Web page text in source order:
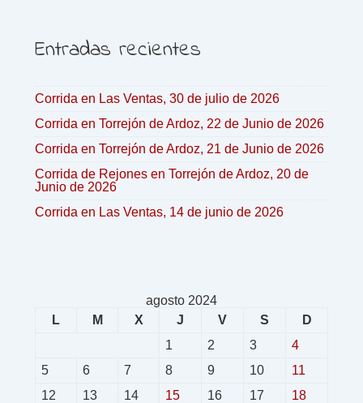
Entradas recientes
Corrida en Las Ventas, 30 de julio de 2026
Corrida en Torrejón de Ardoz, 22 de Junio de 2026
Corrida en Torrejón de Ardoz, 21 de Junio de 2026
Corrida de Rejones en Torrejón de Ardoz, 20 de
Junio de 2026
Corrida en Las Ventas, 14 de junio de 2026
agosto 2024
L
M X J V S
D
1
2 3
4
5
6 7 8 9 10
11
12
13 14 15 16 17
18